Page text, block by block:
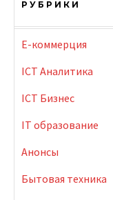
РУБРИКИ
E-коммерция
ICT Аналитика
ICT Бизнес
IT образование
Анонсы
Бытовая техника